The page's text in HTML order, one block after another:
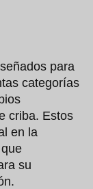
para
categorías
criba. Estos
en la
su